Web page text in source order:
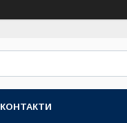
КОНТАКТИ